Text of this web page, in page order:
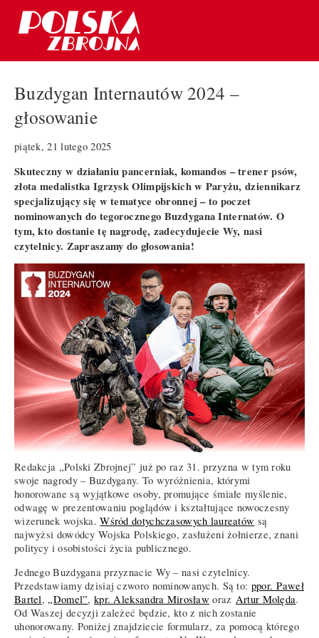
Buzdygan Internautów 2024 –
głosowanie
piątek, 21 lutego 2025
Skuteczny w działaniu pancerniak, komandos – trener psów,
złota medalistka Igrzysk Olimpijskich w Paryżu, dziennikarz
specjalizujący się w tematyce obronnej – to poczet
nominowanych do tegorocznego Buzdygana Internatów. O
tym, kto dostanie tę nagrodę, zadecydujecie Wy, nasi
czytelnicy. Zapraszamy do głosowania!
Redakcja „Polski Zbrojnej” już po raz 31. przyzna w tym roku
swoje nagrody – Buzdygany. To wyróżnienia, którymi
honorowane są wyjątkowe osoby, promujące śmiałe myślenie,
odwagę w prezentowaniu poglądów i kształtujące nowoczesny
wizerunek wojska.Wśród dotychczasowych laureatów są
najwyżsi dowódcy Wojska Polskiego, zasłużeni żołnierze, znani
politycy i osobistości życia publicznego.
Jednego Buzdygana przyznacie Wy – nasi czytelnicy.
Przedstawiamy dzisiaj czworo nominowanych. Są to: ppor. Paweł
Bartel, „Domel”,kpr. Aleksandra Mirosław oraz Artur Molęda.
Od Waszej decyzji zależeć będzie, kto z nich zostanie
uhonorowany. Poniżej znajdziecie formularz, za pomocą którego